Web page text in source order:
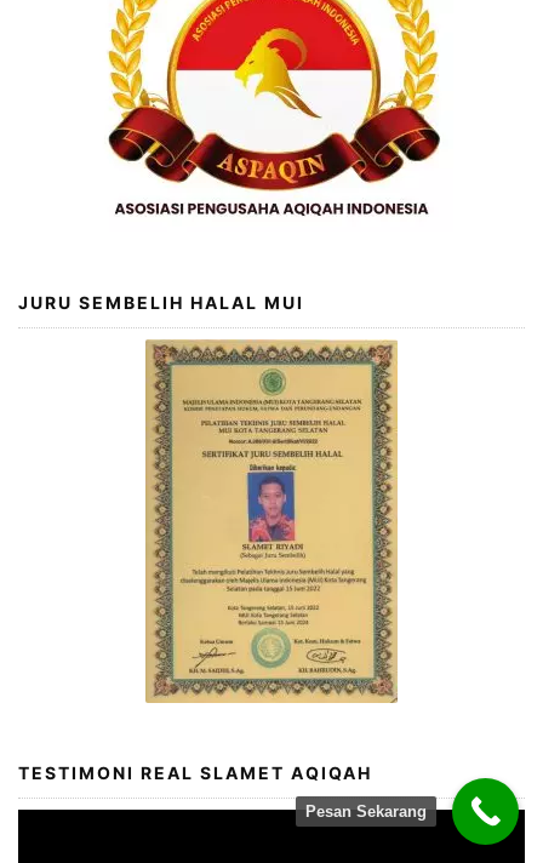
JURU SEMBELIH HALAL MUI
TESTIMONI REAL SLAMET AQIQAH
Pesan Sekarang